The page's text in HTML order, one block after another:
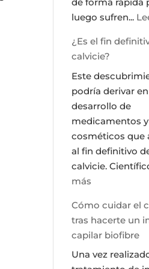
luego sufren...
¿Es el fin
calvicie?
Este
podría derivar
desarrollo de
medicamentos y
cosméticos que
al fin definitivo
calvicie.
más
el
fin
definitivo
de
Cómo cuidar el
tras hacerte un
capilar biofibre
Una vez